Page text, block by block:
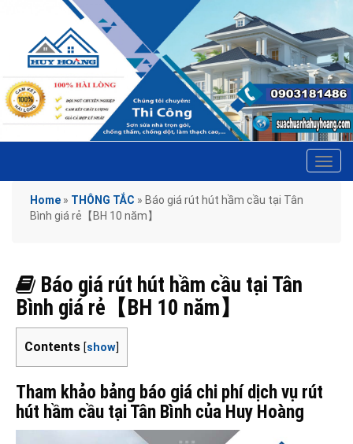
Home » THÔNG TẮC » Báo giá rút hút hầm cầu tại Tân
Bình giá rẻ【BH 10 năm】
Báo giá rút hút hầm cầu tại Tân
Bình giá rẻ【BH 10 năm】
Contents [show]
Tham khảo bảng báo giá chi phí dịch vụ rút
hút hầm cầu tại Tân Bình của Huy Hoàng